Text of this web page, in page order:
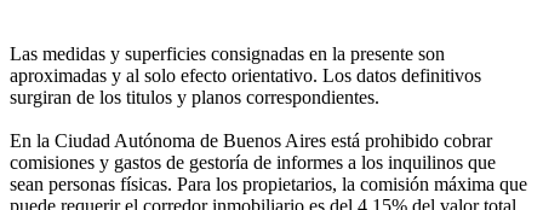
Las medidas y superficies consignadas en la presente son
aproximadas y al solo efecto orientativo. Los datos definitivos
surgiran de los titulos y planos correspondientes.
En la Ciudad Autónoma de Buenos Aires está prohibido cobrar
comisiones y gastos de gestoría de informes a los inquilinos que
sean personas físicas. Para los propietarios, la comisión máxima que
puede requerir el corredor inmobiliario es del 4.15% del valor total